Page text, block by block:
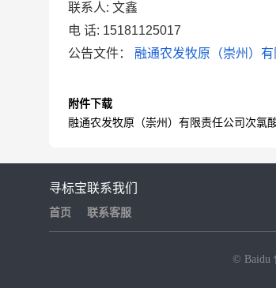
联系人: 文鑫
电 话: 15181125017
公告文件： 融通农发牧原（崇州）
附件下载
融通农发牧原（崇州）有限责任公司次氯
寻标宝
首页
联系我们
联系客服
© Baidu